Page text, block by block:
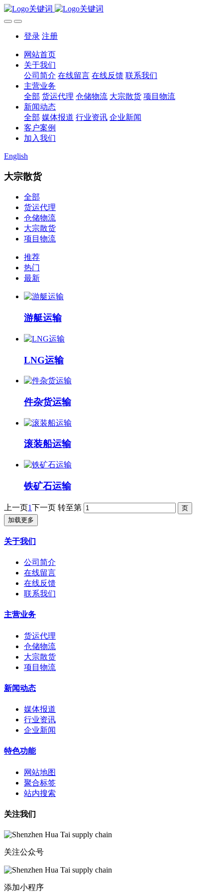
登录 注册
网站首页
关于我们
公司简介 在线留言 在线反馈 联系我们
主营业务
全部 货运代理 仓储物流 大宗散货 项目物流
新闻动态
全部 媒体报道 行业资讯 企业新闻
客户案例
加入我们
English
大宗散货
全部
货运代理
仓储物流
大宗散货
项目物流
推荐
热门
最新
游艇运输
LNG运输
件杂货运输
滚装船运输
铁矿石运输
上一页1下一页 转至第
加载更多
关于我们
公司简介
在线留言
在线反馈
联系我们
主营业务
货运代理
仓储物流
大宗散货
项目物流
新闻动态
媒体报道
行业资讯
企业新闻
特色功能
网站地图
聚合标签
站内搜索
关注我们
关注公众号
添加小程序